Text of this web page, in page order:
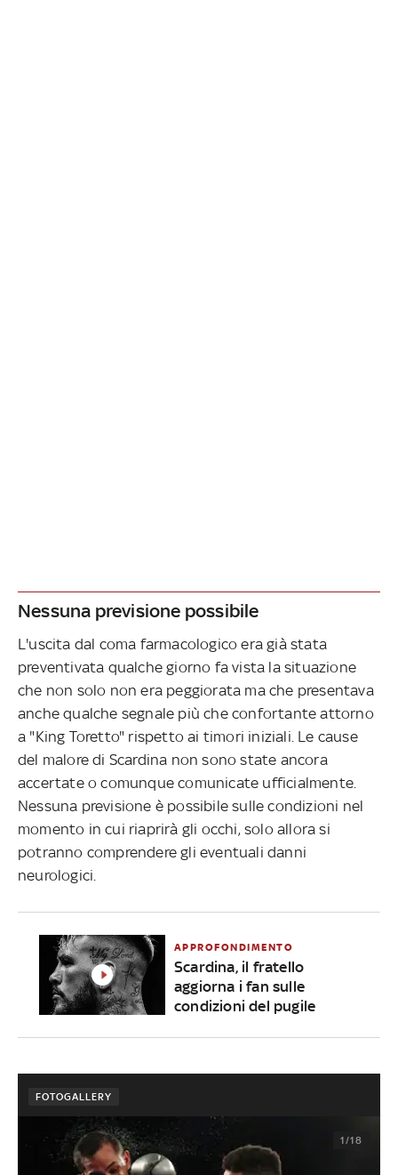
Nessuna previsione possibile
L'uscita dal coma farmacologico era già stata
preventivata qualche giorno fa vista la situazione
che non solo non era peggiorata ma che presentava
anche qualche segnale più che confortante attorno
a "King Toretto" rispetto ai timori iniziali. Le cause
del malore di Scardina non sono state ancora
accertate o comunque comunicate ufficialmente.
Nessuna previsione è possibile sulle condizioni nel
momento in cui riaprirà gli occhi, solo allora si
potranno comprendere gli eventuali danni
neurologici.
APPROFONDIMENTO
Scardina, il fratello
aggiorna i fan sulle
condizioni del pugile
FOTOGALLERY
1/18